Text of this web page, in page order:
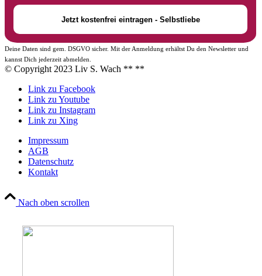
Deine Daten sind gem. DSGVO sicher. Mit der Anmeldung erhältst Du den Newsletter und
kannst Dich jederzeit abmelden.
© Copyright 2023 Liv S. Wach ** **
Link zu Facebook
Link zu Youtube
Link zu Instagram
Link zu Xing
Impressum
AGB
Datenschutz
Kontakt
Nach oben scrollen